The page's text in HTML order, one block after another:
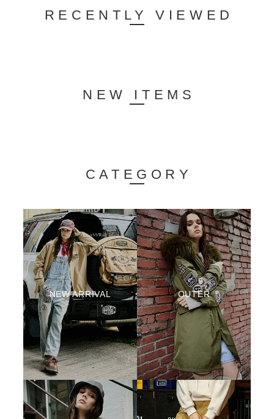
RECENTLY VIEWED
NEW ITEMS
CATEGORY
NEW ARRIVAL OUTER